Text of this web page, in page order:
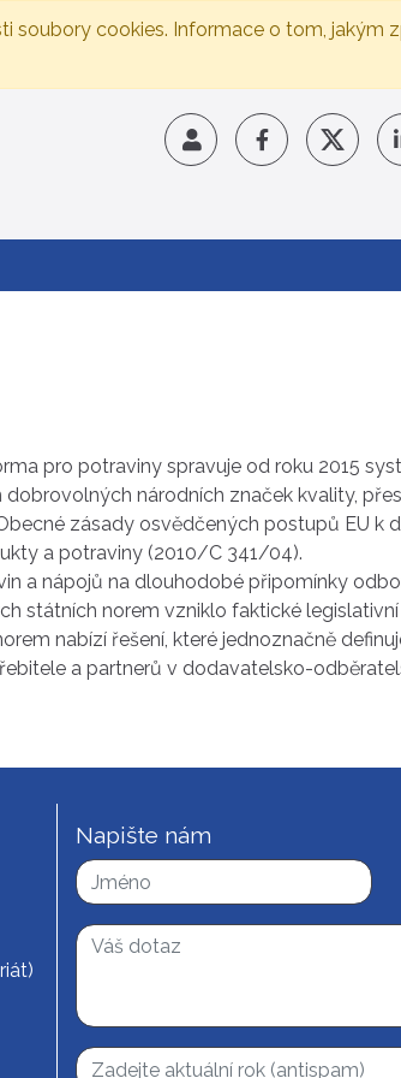
soubory cookies. Informace o tom, jakým
pro potraviny spravuje od roku 2015
národních značek kvality,
zásady osvědčených postupů EU
a potraviny (2010/C 341/04).
a nápojů na dlouhodobé připomínky
státních norem vzniklo faktické
nabízí řešení, které jednoznačně
a partnerů v dodavatelsko-
Napište nám